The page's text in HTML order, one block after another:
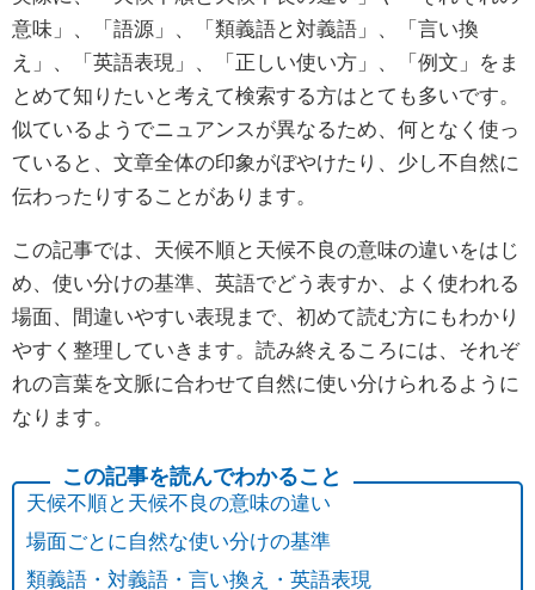
意味」、「語源」、「類義語と対義語」、「言い換
え」、「英語表現」、「正しい使い方」、「例文」をま
とめて知りたいと考えて検索する方はとても多いです。
似ているようでニュアンスが異なるため、何となく使っ
ていると、文章全体の印象がぼやけたり、少し不自然に
伝わったりすることがあります。
この記事では、天候不順と天候不良の意味の違いをはじ
め、使い分けの基準、英語でどう表すか、よく使われる
場面、間違いやすい表現まで、初めて読む方にもわかり
やすく整理していきます。読み終えるころには、それぞ
れの言葉を文脈に合わせて自然に使い分けられるように
なります。
天候不順と天候不良の意味の違い
場面ごとに自然な使い分けの基準
類義語・対義語・言い換え・英語表現